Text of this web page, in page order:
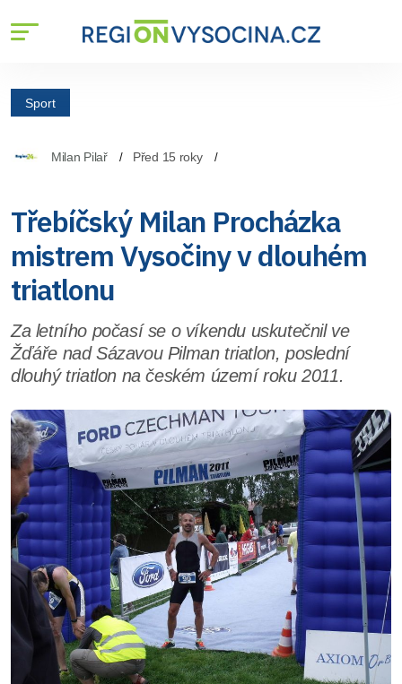
Sport
Milan Pilař Před 15 roky
Třebíčský Milan Procházka
mistrem Vysočiny v dlouhém
triatlonu
Za letního počasí se o víkendu uskutečnil ve
Žďáře nad Sázavou Pilman triatlon, poslední
dlouhý triatlon na českém území roku 2011.